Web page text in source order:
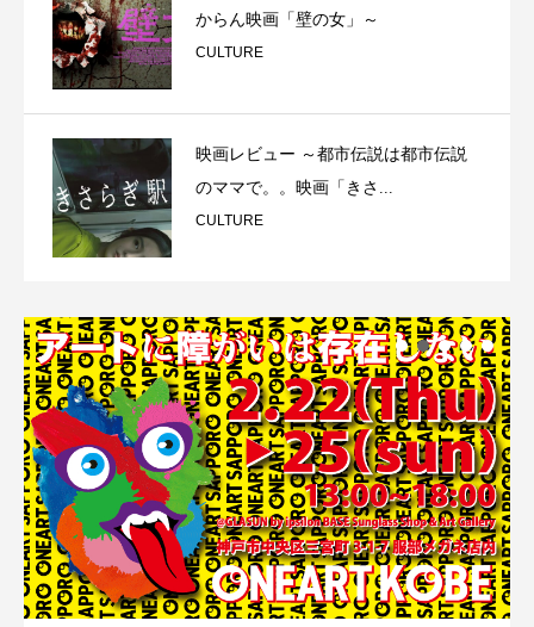
からん映画「壁の女」～
CULTURE
映画レビュー ～都市伝説は都市伝説
のママで。。映画「きさ...
CULTURE